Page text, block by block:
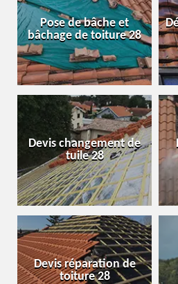
Pose de bâche et
bâchage de toiture 28
Devis changement de
tuile 28
Devis réparation de
toiture 28